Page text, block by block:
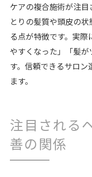
髪・ヘアカ
る地域の美髪
口コミで広
トリートメ
健やかな頭
ケアの複合施術が注
とりの髪質や頭皮の
る点が特徴です。実
やすくなった」「髪
す。信頼できるサロ
ます。
注目される
善の関係